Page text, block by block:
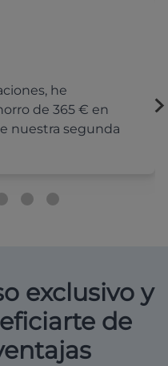
he
de 365 € en
nuestra segunda
exclusivo y
de